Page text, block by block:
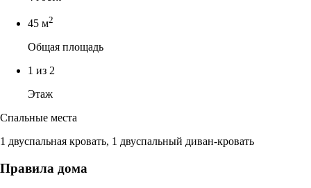
45 м2
Общая площадь
1 из 2
Этаж
Спальные места
1 двуспальная кровать, 1 двуспальный диван-кровать
Правила дома